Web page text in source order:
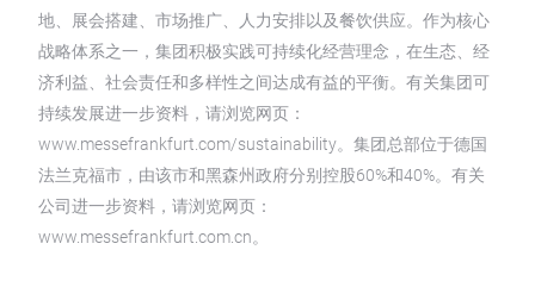
地、展会搭建、市场推广、人力安排以及餐饮供应。作为核心
战略体系之一，集团积极实践可持续化经营理念，在生态、经
济利益、社会责任和多样性之间达成有益的平衡。有关集团可
持续发展进一步资料，请浏览网页：
www.messefrankfurt.com/sustainability。集团总部位于德国
法兰克福市，由该市和黑森州政府分别控股60%和40%。有关
公司进一步资料，请浏览网页：
www.messefrankfurt.com.cn。